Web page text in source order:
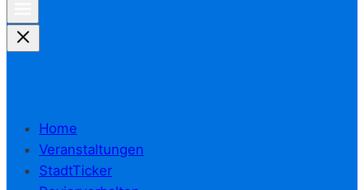
Home
Veranstaltungen
StadtTicker